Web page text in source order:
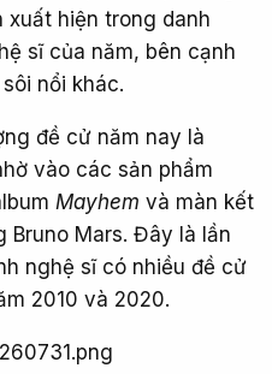
xuất hiện trong danh
sĩ của năm, bên cạnh
nổi khác.
đề cử năm nay là
vào các sản phẩm
Mayhem và màn kết
Bruno Mars. Đây là lần
nghệ sĩ có nhiều đề cử
2010 và 2020.